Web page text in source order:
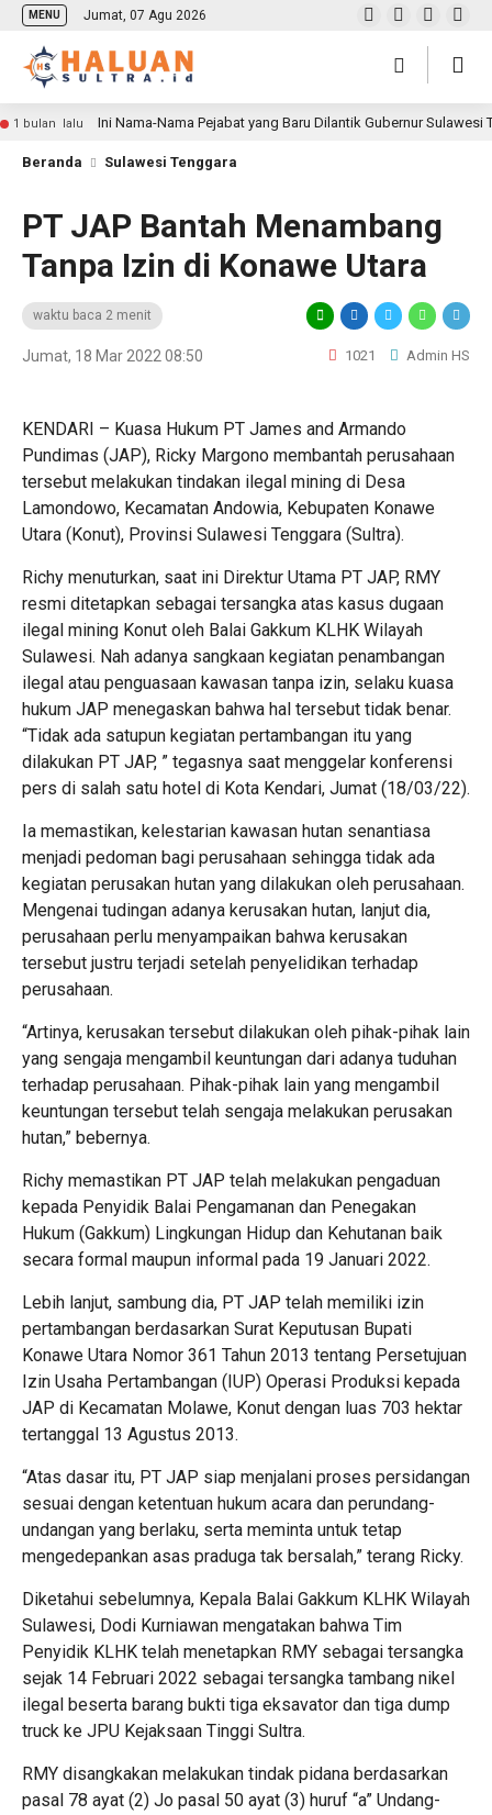
MENU Jumat, 07 Agu 2026
1 bulan lalu Ini Nama-Nama Pejabat yang Baru Dilantik Gubernur Sulawesi
Beranda Sulawesi Tenggara
PT JAP Bantah Menambang
Tanpa Izin di Konawe Utara
waktu baca 2 menit
Jumat, 18 Mar 2022 08:50 1021 Admin HS
KENDARI – Kuasa Hukum PT James and Armando
Pundimas (JAP), Ricky Margono membantah perusahaan
tersebut melakukan tindakan ilegal mining di Desa
Lamondowo, Kecamatan Andowia, Kebupaten Konawe
Utara (Konut), Provinsi Sulawesi Tenggara (Sultra).
Richy menuturkan, saat ini Direktur Utama PT JAP, RMY
resmi ditetapkan sebagai tersangka atas kasus dugaan
ilegal mining Konut oleh Balai Gakkum KLHK Wilayah
Sulawesi. Nah adanya sangkaan kegiatan penambangan
ilegal atau penguasaan kawasan tanpa izin, selaku kuasa
hukum JAP menegaskan bahwa hal tersebut tidak benar.
“Tidak ada satupun kegiatan pertambangan itu yang
dilakukan PT JAP, ” tegasnya saat menggelar konferensi
pers di salah satu hotel di Kota Kendari, Jumat (18/03/22).
Ia memastikan, kelestarian kawasan hutan senantiasa
menjadi pedoman bagi perusahaan sehingga tidak ada
kegiatan perusakan hutan yang dilakukan oleh perusahaan.
Mengenai tudingan adanya kerusakan hutan, lanjut dia,
perusahaan perlu menyampaikan bahwa kerusakan
tersebut justru terjadi setelah penyelidikan terhadap
perusahaan.
“Artinya, kerusakan tersebut dilakukan oleh pihak-pihak lain
yang sengaja mengambil keuntungan dari adanya tuduhan
terhadap perusahaan. Pihak-pihak lain yang mengambil
keuntungan tersebut telah sengaja melakukan perusakan
hutan,” bebernya.
Richy memastikan PT JAP telah melakukan pengaduan
kepada Penyidik Balai Pengamanan dan Penegakan
Hukum (Gakkum) Lingkungan Hidup dan Kehutanan baik
secara formal maupun informal pada 19 Januari 2022.
Lebih lanjut, sambung dia, PT JAP telah memiliki izin
pertambangan berdasarkan Surat Keputusan Bupati
Konawe Utara Nomor 361 Tahun 2013 tentang Persetujuan
Izin Usaha Pertambangan (IUP) Operasi Produksi kepada
JAP di Kecamatan Molawe, Konut dengan luas 703 hektar
tertanggal 13 Agustus 2013.
“Atas dasar itu, PT JAP siap menjalani proses persidangan
sesuai dengan ketentuan hukum acara dan perundang-
undangan yang berlaku, serta meminta untuk tetap
mengedepankan asas praduga tak bersalah,” terang Ricky.
Diketahui sebelumnya, Kepala Balai Gakkum KLHK Wilayah
Sulawesi, Dodi Kurniawan mengatakan bahwa Tim
Penyidik KLHK telah menetapkan RMY sebagai tersangka
sejak 14 Februari 2022 sebagai tersangka tambang nikel
ilegal beserta barang bukti tiga eksavator dan tiga dump
truck ke JPU Kejaksaan Tinggi Sultra.
RMY disangkakan melakukan tindak pidana berdasarkan
pasal 78 ayat (2) Jo pasal 50 ayat (3) huruf “a” Undang-